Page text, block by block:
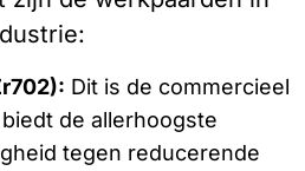
Dit is de commercieel
de allerhoogste
tegen reducerende